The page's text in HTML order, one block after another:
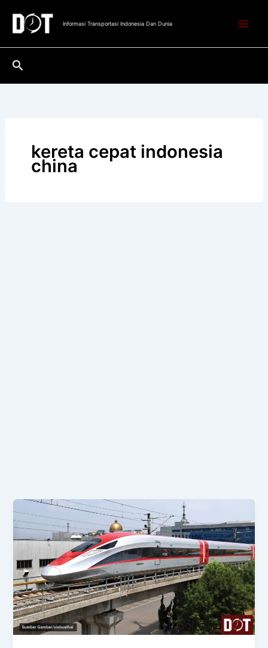
konten
Informasi Transportasi Indonesia Dan Dunia
Cari
kereta cepat indonesia
china